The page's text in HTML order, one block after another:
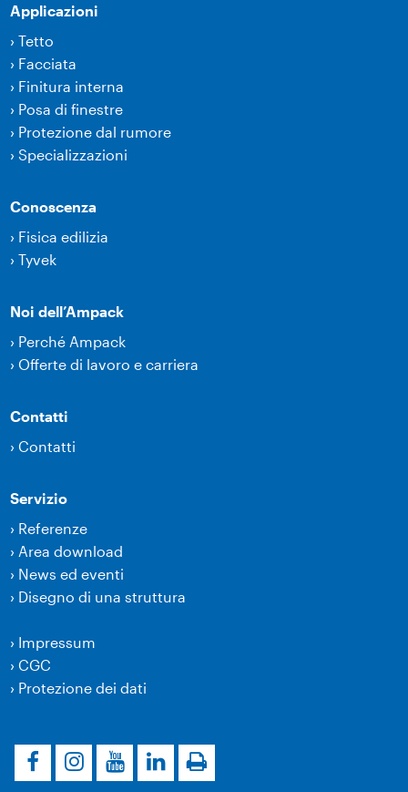
Applicazioni
›Tetto
› Facciata
› Finitura interna
› Posa di finestre
› Protezione dal rumore
›Specializzazioni
Conoscenza
› Fisica edilizia
›Tyvek
Noi dell’Ampack
› Perché Ampack
› Offerte di lavoro e carriera
Contatti
›Contatti
Servizio
› Referenze
› Area download
› News ed eventi
› Disegno di una struttura
› Impressum
›CGC
› Protezione dei dati